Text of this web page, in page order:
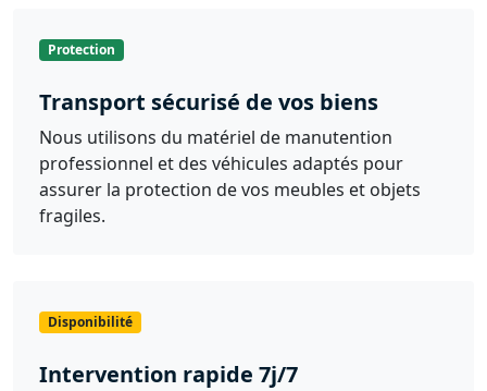
Protection
Transport sécurisé de vos biens
Nous utilisons du matériel de manutention
professionnel et des véhicules adaptés pour
assurer la protection de vos meubles et objets
fragiles.
Disponibilité
Intervention rapide 7j/7